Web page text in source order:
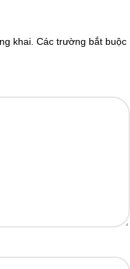
khai. Các trường bắt buộc